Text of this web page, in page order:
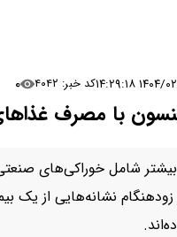
۲۰ ۱۴:۲۹:۱۸ کد خبر: ۴۰۴۲ ۰
با مصرف
بیشتر شامل خوراکی‌های
نشانه‌هایی از یک